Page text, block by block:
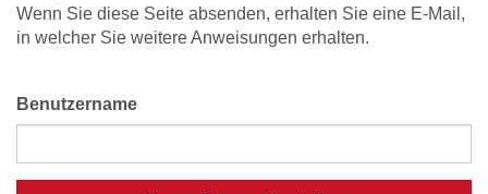
Wenn Sie diese Seite absenden, erhalten Sie eine E-Mail,
in welcher Sie weitere Anweisungen erhalten.
Benutzername